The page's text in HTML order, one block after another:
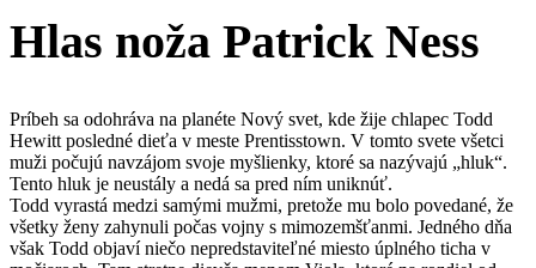
Hlas noža Patrick Ness
Príbeh sa odohráva na planéte Nový svet, kde žije chlapec Todd
Hewitt posledné dieťa v meste Prentisstown. V tomto svete všetci
muži počujú navzájom svoje myšlienky, ktoré sa nazývajú „hluk“.
Tento hluk je neustály a nedá sa pred ním uniknúť.
Todd vyrastá medzi samými mužmi, pretože mu bolo povedané, že
všetky ženy zahynuli počas vojny s mimozemšťanmi. Jedného dňa
však Todd objaví niečo nepredstaviteľné miesto úplného ticha v